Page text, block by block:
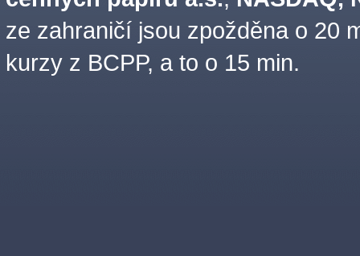
ze zahraničí jsou zpožděna o 20
kurzy z BCPP, a to o 15 min.